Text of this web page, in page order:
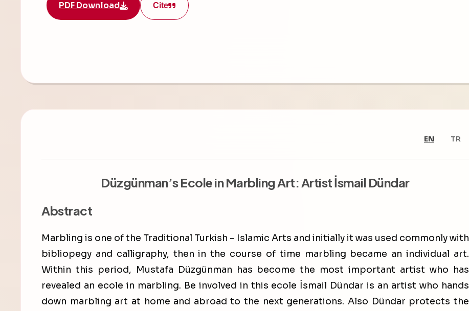
PDF Download Cite
EN TR
Düzgünman’s Ecole in Marbling Art: Artist İsmail Dündar
Abstract
Marbling is one of the Traditional Turkish – Islamic Arts and initially it was used commonly with
bibliopegy and calligraphy, then in the course of time marbling became an individual art.
Within this period, Mustafa Düzgünman has become the most important artist who has
revealed an ecole in marbling. Be involved in this ecole İsmail Dündar is an artist who hands
down marbling art at home and abroad to the next generations. Also Dündar protects the